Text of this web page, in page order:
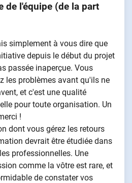
de l'équipe (de la part
simplement à vous dire que
depuis le début du projet
passée inaperçue. Vous
les problèmes avant qu'ils ne
et c'est une qualité
pour toute organisation. Un
!
dont vous gérez les retours
devrait être étudiée dans
professionnelles. Une
comme la vôtre est rare, et
de constater vos